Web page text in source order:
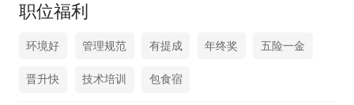
职位福利
环境好 管理规范 有提成 年终奖 五险一金
晋升快 技术培训 包食宿